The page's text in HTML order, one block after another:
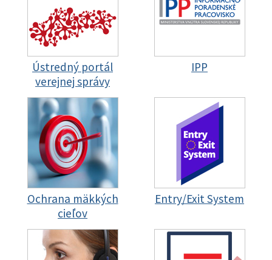
Ústredný portál
verejnej správy
IPP
Ochrana mäkkých
cieľov
Entry/Exit System